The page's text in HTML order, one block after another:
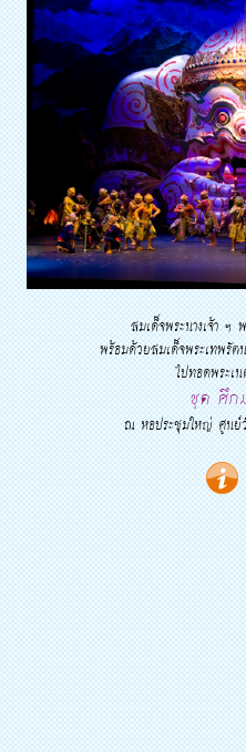
สมเด็จพระนางเจ้า ฯ
พร้อมด้วยสมเด็จพระเทพรัต
ไปทอดพระเ
ชุด ศึ
ณ หอประชุมใหญ่ ศูนย์